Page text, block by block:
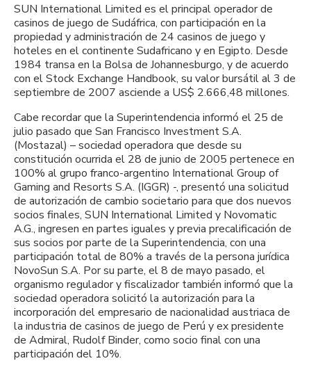
SUN International Limited es el principal operador de
casinos de juego de Sudáfrica, con participación en la
propiedad y administración de 24 casinos de juego y
hoteles en el continente Sudafricano y en Egipto. Desde
1984 transa en la Bolsa de Johannesburgo, y de acuerdo
con el Stock Exchange Handbook, su valor bursátil al 3 de
septiembre de 2007 asciende a US$ 2.666,48 millones.
Cabe recordar que la Superintendencia informó el 25 de
julio pasado que San Francisco Investment S.A.
(Mostazal) – sociedad operadora que desde su
constitución ocurrida el 28 de junio de 2005 pertenece en
100% al grupo franco-argentino International Group of
Gaming and Resorts S.A. (IGGR) -, presentó una solicitud
de autorización de cambio societario para que dos nuevos
socios finales, SUN International Limited y Novomatic
A.G., ingresen en partes iguales y previa precalificación de
sus socios por parte de la Superintendencia, con una
participación total de 80% a través de la persona jurídica
NovoSun S.A. Por su parte, el 8 de mayo pasado, el
organismo regulador y fiscalizador también informó que la
sociedad operadora solicitó la autorización para la
incorporación del empresario de nacionalidad austriaca de
la industria de casinos de juego de Perú y ex presidente
de Admiral, Rudolf Binder, como socio final con una
participación del 10%.